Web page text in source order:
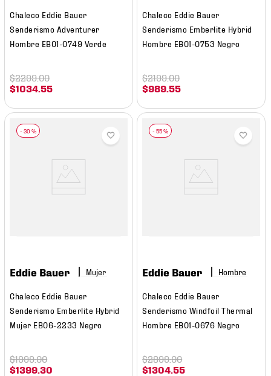
Chaleco Eddie Bauer
Senderismo Adventurer
Hombre EB01-0749 Verde
$1034 55
$2299.00
Chaleco Eddie Bauer
Senderismo Emberlite Hybrid
Hombre EB01-0753 Negro
$989 55
$2199.00
- 30 %
Eddie Bauer Mujer
Chaleco Eddie Bauer
Senderismo Emberlite Hybrid
Mujer EB06-2233 Negro
$1399 .30
$1999.00
- 55 %
Eddie Bauer Hombre
Chaleco Eddie Bauer
Senderismo Windfoil Thermal
Hombre EB01-0676 Negro
$1304 55
$2899.00